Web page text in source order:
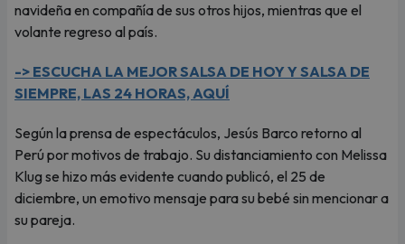
navideña en compañía de sus otros hijos, mientras que el
volante regreso al país.
-> ESCUCHA LA MEJOR SALSA DE HOY Y SALSA DE
SIEMPRE, LAS 24 HORAS, AQUÍ
Según la prensa de espectáculos, Jesús Barco retorno al
Perú por motivos de trabajo. Su distanciamiento con Melissa
Klug se hizo más evidente cuando publicó, el 25 de
diciembre, un emotivo mensaje para su bebé sin mencionar a
su pareja.